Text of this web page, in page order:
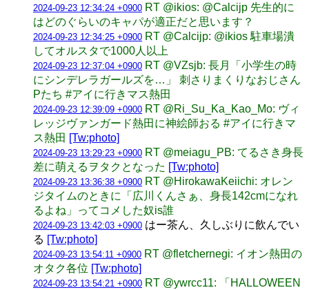
2024-09-23 12:34:24 +0900 RT @ikios: @Calcijp 先生的に
はどのぐらいのキャパが適正だと思います？
2024-09-23 12:34:25 +0900 RT @Calcijp: @ikios 駐車場潰
してオルスタで1000人以上
2024-09-23 12:37:04 +0900 RT @VZsjb: 長月「小学生の時
にシンデレラガールズを…」 刺さりまくりなおじさん
Pたち #アイに行きマス熱田
2024-09-23 12:39:09 +0900 RT @Ri_Su_Ka_Kao_Mo: ヴィ
レッジヴァンガード熱田に神絵師おる #アイに行きマ
ス熱田 [Tw:photo]
2024-09-23 13:29:23 +0900 RT @meiagu_PB: てるさき身長
差に萌えるヲタクとなった [Tw:photo]
2024-09-23 13:36:38 +0900 RT @HirokawaKeiichi: オレン
ジタイムのときに「広川くんさぁ、身長142cmになれ
るよね」ってコメした奴is誰
2024-09-23 13:42:03 +0900 はー茶ん、久しぶりに飲んでい
る [Tw:photo]
2024-09-23 13:54:11 +0900 RT @fletchernegi: イオン熱田の
オタク各位 [Tw:photo]
2024-09-23 13:54:21 +0900 RT @ywrcc11: 「HALLOWEEN